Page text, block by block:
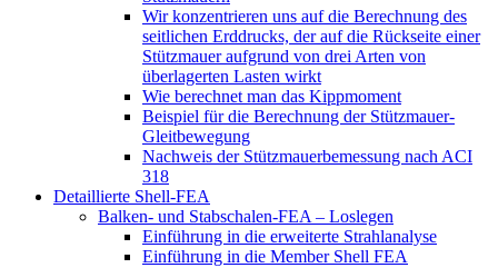
Wir konzentrieren uns auf die Berechnung des
seitlichen Erddrucks, der auf die Rückseite einer
Stützmauer aufgrund von drei Arten von
überlagerten Lasten wirkt
Wie berechnet man das Kippmoment
Beispiel für die Berechnung der Stützmauer-
Gleitbewegung
Nachweis der Stützmauerbemessung nach ACI
318
Detaillierte Shell-FEA
Balken- und Stabschalen-FEA – Loslegen
Einführung in die erweiterte Strahlanalyse
Einführung in die Member Shell FEA